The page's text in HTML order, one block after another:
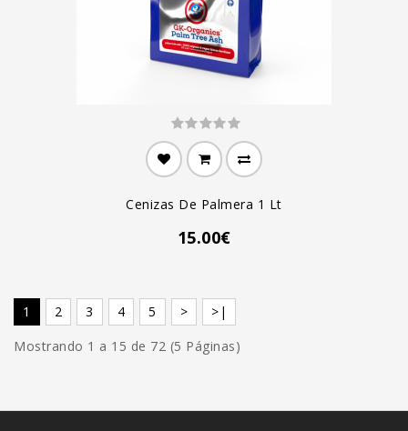
Cenizas De Palmera 1 Lt
15.00€
1 2 3 4 5 >
>|
Mostrando 1 a 15 de 72 (5 Páginas)